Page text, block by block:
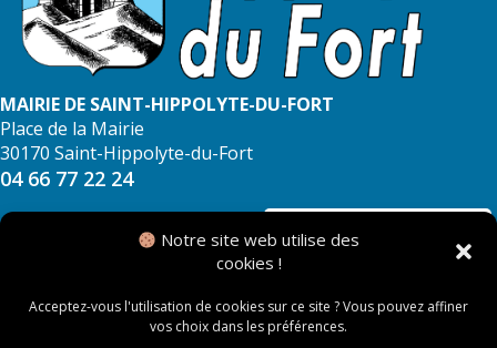
Notre site web utilise des
cookies !
Acceptez-vous l'utilisation de cookies sur ce site ? Vous pouvez affiner
vos choix dans les préférences.
MAIRIE DE SAINT-HIPPOLYTE-DU-FORT
Place de la Mairie
30170 Saint-Hippolyte-du-Fort
04 66 77 22 24
NOUS CONTACTER